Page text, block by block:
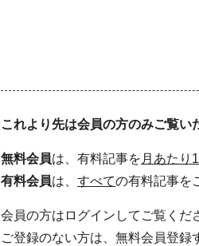
これより先は会員の方のみご覧い
無料会員は、有料記事を 月あたり
有料会員は、 すべての有料記事を
会員の方はログインしてご覧くだ
ご登録のない方は、無料会員登録